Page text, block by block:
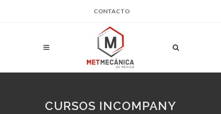
CONTACTO
CURSOS INCOMPANY